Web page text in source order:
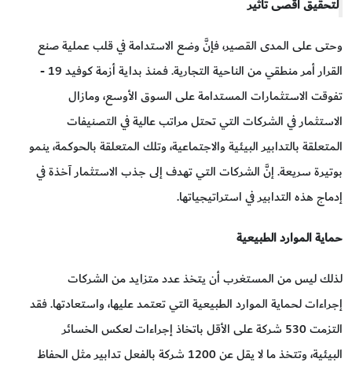
لتحقيق أقصى تأثير
وحتى على المدى القصير، فإنَّ وضع الاستدامة في قلب عملية صنع
القرار أمر منطقي من الناحية التجارية. فمنذ بداية أزمة كوفيد 19 -
تفوقت الاستثمارات المستدامة على السوق الأوسع، ومازال
الاستثمار في الشركات التي تحتل مراتب عالية في التصنيفات
المتعلقة بالتدابير البيئية والاجتماعية، وتلك المتعلقة بالحوكمة، ينمو
بوتيرة سريعة. إنَّ الشركات التي تهدف إلى جذب الاستثمار آخذة في
إدماج هذه التدابير في استراتيجياتها.
حماية الموارد الطبيعية
لذلك ليس من المستغرب أن يتخذ عدد متزايد من الشركات
إجراءات لحماية الموارد الطبيعية التي تعتمد عليها، واستعادتها. فقد
التزمت 530 شركة على الأقل باتخاذ إجراءات لعكس الخسائر
البيئية، وتتخذ ما لا يقل عن 1200 شركة بالفعل تدابير مثل الحفاظ